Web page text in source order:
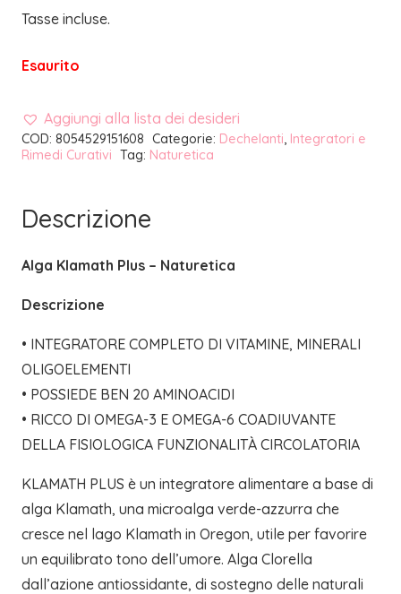
Tasse incluse.
Esaurito
Aggiungi alla lista dei desideri
COD: 8054529151608 Categorie: Dechelanti Integratori e
Rimedi Curativi Tag: Naturetica
Descrizione
Alga Klamath Plus – Naturetica
Descrizione
• INTEGRATORE COMPLETO DI VITAMINE, MINERALI
OLIGOELEMENTI
• POSSIEDE BEN 20 AMINOACIDI
• RICCO DI OMEGA-3 E OMEGA-6 COADIUVANTE
DELLA FISIOLOGICA FUNZIONALITÀ CIRCOLATORIA
KLAMATH PLUS è un integratore alimentare a base di
alga Klamath, una microalga verde-azzurra che
cresce nel lago Klamath in Oregon, utile per favorire
un equilibrato tono dell’umore. Alga Clorella
dall’azione antiossidante, di sostegno delle naturali